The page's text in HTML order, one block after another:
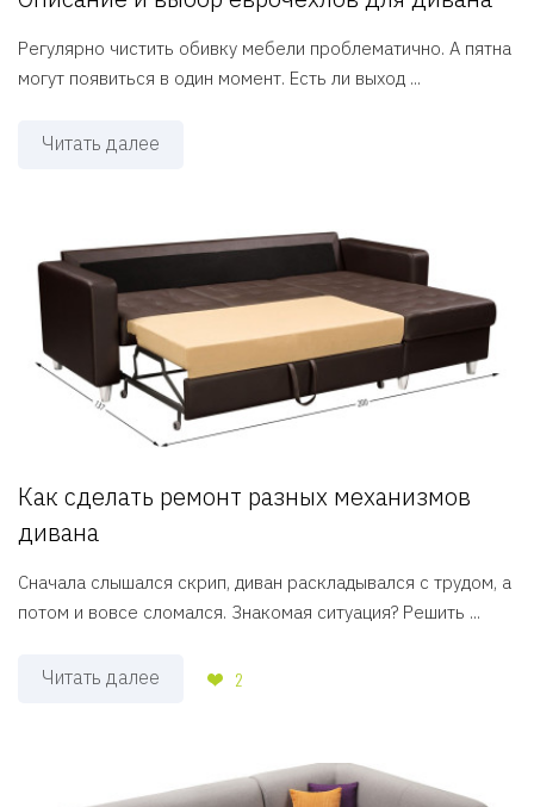
Регулярно чистить обивку мебели проблематично. А пятна
могут появиться в один момент. Есть ли выход ...
Читать далее
Как‌ ‌сделать‌ ‌ремонт‌ ‌разных‌ ‌механизмов‌
‌дивана‌
Сначала слышался скрип, диван раскладывался с трудом, а
потом и вовсе сломался. Знакомая ситуация? Решить ...
Читать далее 2